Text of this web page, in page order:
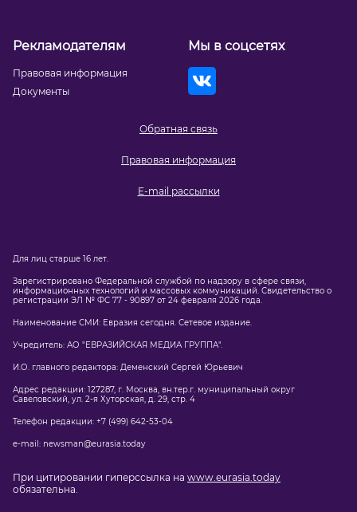
Обратная связь
Правовая информация
E-mail рассылки
Рекламодателям
Правовая информация
Документы
Мы в соцсетях
Для лиц старше 16 лет.
Зарегистрировано Федеральной службой по надзору в сфере связи,
информационных технологий и массовых коммуникаций. Свидетельство о
регистрации ЭЛ № ФС 77 - 90897 от 24 февраля 2026 года.
Наименование СМИ: Евразия сегодня. Сетевое издание.
Учредитель: АО "ЕВРАЗИЙСКАЯ МЕДИА ГРУППА".
И.О. главного редактора: Деменский Сергей Юрьевич
Адрес редакции: 127287, г. Москва, вн.тер.г. муниципальный округ
Савеловский, ул. 2-я Хуторская, д. 29, стр. 4
Телефон редакции: +7 (499) 642-53-04
e-mail: newsman@eurasia.today
При цитировании гиперссылка на www.eurasia.today
обязательна.